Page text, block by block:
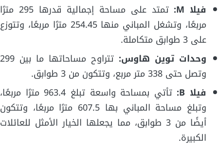
فيلا M:
تمتد على مساحة إجمالية قدرها 295 مترًا
مربعًا، وتشغل المباني منها 254.45 مترًا مربعًا، وتتوزع
على 3 طوابق متكاملة.
وحدات توين هاوس:
تتراوح مساحاتها ما بين 299
وتصل حتى 338 متر مربع، وتتكون من 3 طوابق.
فيلا B:
تأتي بمساحة واسعة تبلغ 963.4 مترًا مربعًا،
وتبلغ مساحة المباني بها 607.5 مترًا مربعًا، وتتكون
أيضًا من 3 طوابق، مما يجعلها الخيار الأمثل للعائلات
الكبيرة.